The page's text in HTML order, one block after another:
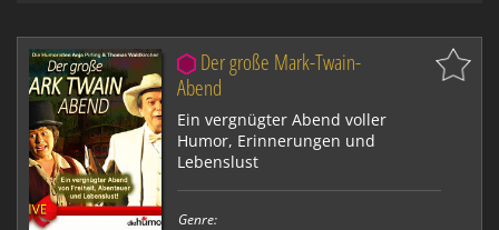
Der große Mark-Twain-
Abend
Ein vergnügter Abend voller
Humor, Erinnerungen und
Lebenslust
Genre: